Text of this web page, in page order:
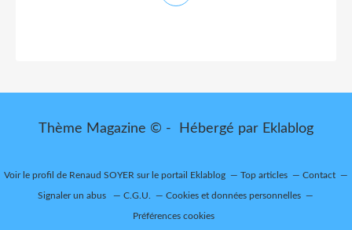
Thème Magazine © - Hébergé par Eklablog
Voir le profil de Renaud SOYER sur le portail Eklablog Top articles Contact
Signaler un abus C.G.U. Cookies et données personnelles
Préférences cookies